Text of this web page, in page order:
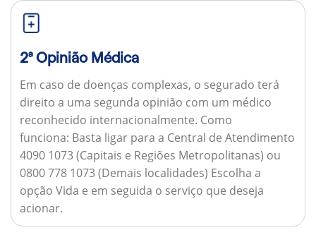
2ª Opinião Médica
Em caso de doenças complexas, o segurado terá
direito a uma segunda opinião com um médico
reconhecido internacionalmente. Como
funciona: Basta ligar para a Central de Atendimento
4090 1073 (Capitais e Regiões Metropolitanas) ou
0800 778 1073 (Demais localidades) Escolha a
opção Vida e em seguida o serviço que deseja
acionar.